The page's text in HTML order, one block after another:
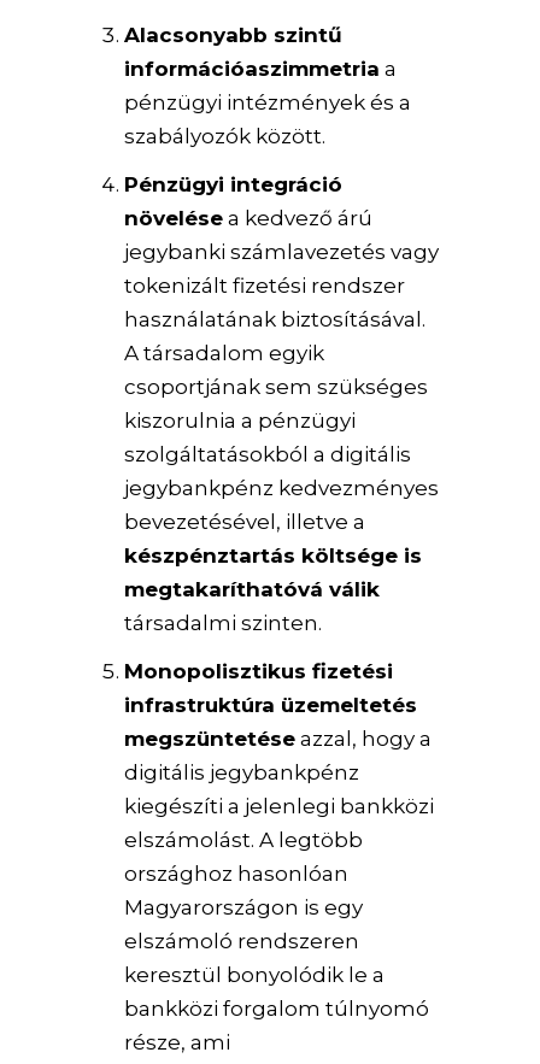
Alacsonyabb szintű
információaszimmetria a
pénzügyi intézmények és a
szabályozók között.
Pénzügyi integráció
növelése a kedvező árú
jegybanki számlavezetés vagy
tokenizált fizetési rendszer
használatának biztosításával.
A társadalom egyik
csoportjának sem szükséges
kiszorulnia a pénzügyi
szolgáltatásokból a digitális
jegybankpénz kedvezményes
bevezetésével, illetve a
készpénztartás költsége is
megtakaríthatóvá válik
társadalmi szinten.
Monopolisztikus fizetési
infrastruktúra üzemeltetés
megszüntetése azzal, hogy a
digitális jegybankpénz
kiegészíti a jelenlegi bankközi
elszámolást. A legtöbb
országhoz hasonlóan
Magyarországon is egy
elszámoló rendszeren
keresztül bonyolódik le a
bankközi forgalom túlnyomó
része, ami